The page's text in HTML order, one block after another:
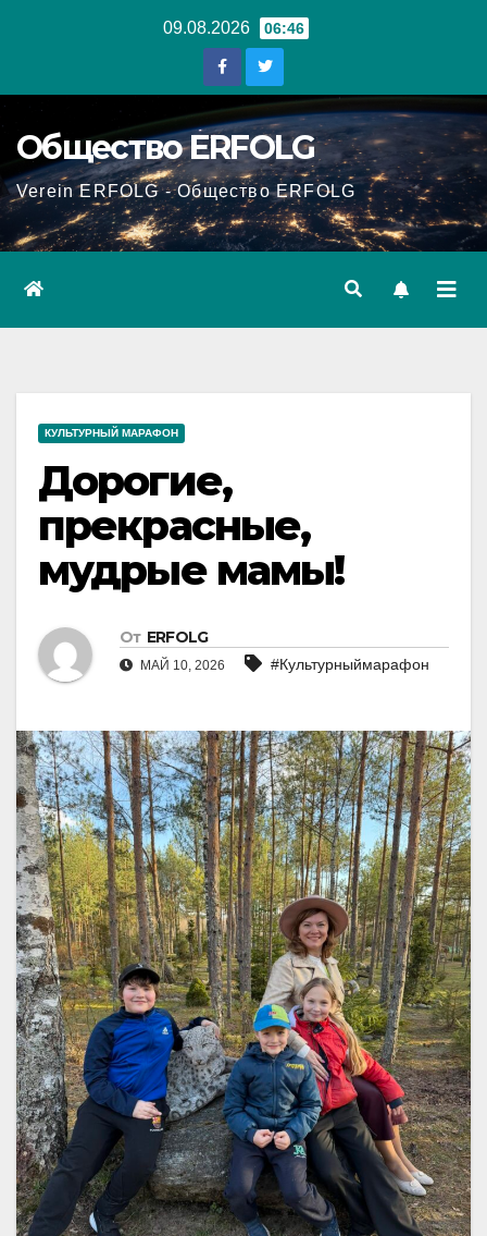
09.08.2026 06:46
Общество ERFOLG
Verein ERFOLG - Общество ERFOLG
КУЛЬТУРНЫЙ МАРАФОН
Дорогие,
прекрасные,
мудрые мамы!
От ERFOLG
МАЙ 10, 2026 #Культурныймарафон